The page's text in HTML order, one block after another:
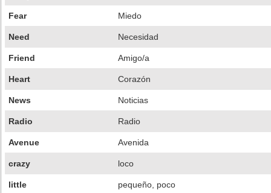
Fear Miedo
Need Necesidad
Friend Amigo/a
Heart Corazón
News Noticias
Radio Radio
Avenue Avenida
crazy loco
little pequeño, poco